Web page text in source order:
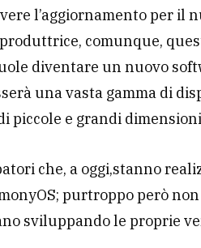
l’aggiornamento per il
comunque,
diventare un nuovo
una vasta gamma di
piccole e grandi
che, a oggi,stanno
purtroppo però
sviluppando le proprie